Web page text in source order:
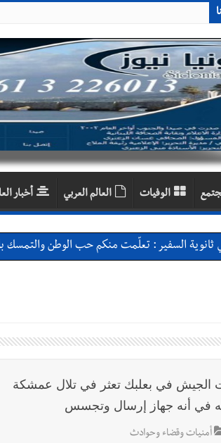
الوفيات العالم العربي أخبار
السفير : تعلّمت منكم حب الوطن والتمسك
الصوتي
للمرصد الحضري
اللبناني
الرجعي
السياسة بالقضاء ولبنان قد يسلّمه إلى السلطة
الجيش في بعلبك تعثر في تلال عمشكة
في أنه جهاز إرسال وتجسس
أمنيات وقضاء وحوادث